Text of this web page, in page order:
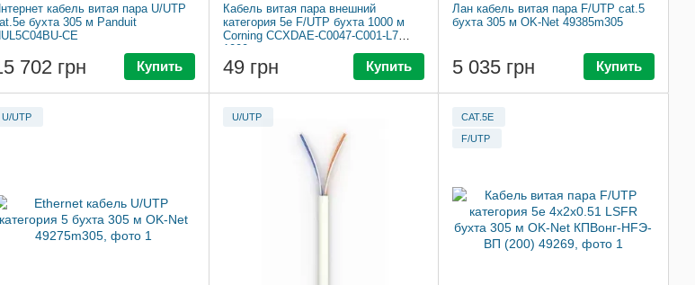
кабель витая пара U/UTP
бухта 305 м Panduit
CE
702 грн Купить
Кабель витая пара внешний
категория 5e F/UTP бухта 1000 м
Corning CCXDAE-C0047-C001-L7
1000м
49 грн Купить
Лан кабель витая пара F/UTP cat.5
бухта 305 м OK-Net 49385m305
5 035 грн Купить
U/UTP U/UTP
CAT.5E
F/UTP